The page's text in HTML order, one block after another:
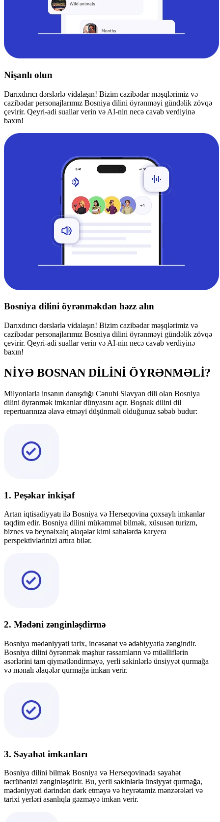
Nişanlı olun
Darıxdırıcı dərslərlə vidalaşın! Bizim cazibədar məşqlərimiz və
cazibədar personajlarımız Bosniya dilini öyrənməyi gündəlik zövqə
çevirir. Qeyri-adi suallar verin və AI-nin necə cavab verdiyinə
baxın!
Bosniya dilini öyrənməkdən həzz alın
Darıxdırıcı dərslərlə vidalaşın! Bizim cazibədar məşqlərimiz və
cazibədar personajlarımız Bosniya dilini öyrənməyi gündəlik zövqə
çevirir. Qeyri-adi suallar verin və AI-nin necə cavab verdiyinə
baxın!
NİYƏ BOSNAN DİLİNİ ÖYRƏNMƏLİ?
Milyonlarla insanın danışdığı Cənubi Slavyan dili olan Bosniya
dilini öyrənmək imkanlar dünyasını açır. Boşnak dilini dil
repertuarınıza əlavə etməyi düşünməli olduğunuz səbəb budur:
1. Peşəkar inkişaf
Artan iqtisadiyyatı ilə Bosniya və Herseqovina çoxsaylı imkanlar
təqdim edir. Bosniya dilini mükəmməl bilmək, xüsusən turizm,
biznes və beynəlxalq əlaqələr kimi sahələrdə karyera
perspektivlərinizi artıra bilər.
2. Mədəni zənginləşdirmə
Bosniya mədəniyyəti tarix, incəsənət və ədəbiyyatla zəngindir.
Bosniya dilini öyrənmək məşhur rəssamların və müəlliflərin
əsərlərini tam qiymətləndirməyə, yerli sakinlərlə ünsiyyət qurmağa
və mənalı əlaqələr qurmağa imkan verir.
3. Səyahət imkanları
Bosniya dilini bilmək Bosniya və Herseqovinada səyahət
təcrübənizi zənginləşdirir. Bu, yerli sakinlərlə ünsiyyət qurmağa,
mədəniyyəti dərindən dərk etməyə və heyrətamiz mənzərələri və
tarixi yerləri asanlıqla gəzməyə imkan verir.